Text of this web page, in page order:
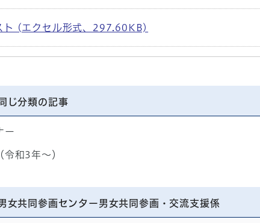
ト (エクセル形式、297.60KB)
じ分類の記事
ー
令和3年～）
女共同参画センター男女共同参画・交流支援係